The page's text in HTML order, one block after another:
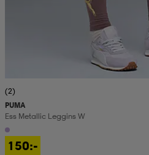
(2)
PUMA
Ess Metallic Leggins W
150:-